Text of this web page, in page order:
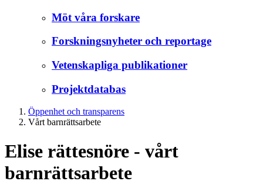
Möt våra forskare
Forskningsnyheter och reportage
Vetenskapliga publikationer
Projektdatabas
Öppenhet och transparens
Vårt barnrättsarbete
Elise rättesnöre - vårt
barnrättsarbete